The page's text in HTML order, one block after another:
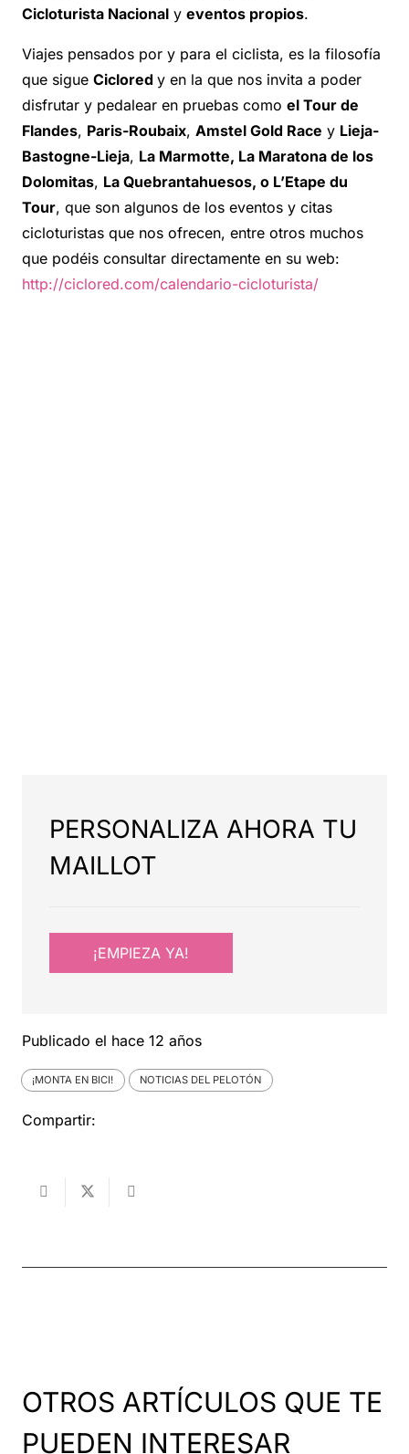
Cicloturista Nacional y eventos propios.
Viajes pensados por y para el ciclista, es la filosofía
que sigue Ciclored y en la que nos invita a poder
disfrutar y pedalear en pruebas como el Tour de
Flandes, Paris-Roubaix, Amstel Gold Race y Lieja-
Bastogne-Lieja, La Marmotte, La Maratona de los
Dolomitas, La Quebrantahuesos, o L’Etape du
Tour, que son algunos de los eventos y citas
cicloturistas que nos ofrecen, entre otros muchos
que podéis consultar directamente en su web:
http://ciclored.com/calendario-cicloturista/
PERSONALIZA AHORA TU
MAILLOT
¡EMPIEZA YA!
Publicado el hace 12 años
¡MONTA EN BICI! NOTICIAS DEL PELOTÓN
Compartir:
OTROS ARTÍCULOS QUE TE
PUEDEN INTERESAR